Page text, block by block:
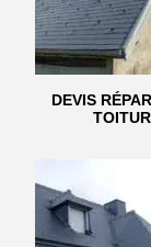
DEVIS